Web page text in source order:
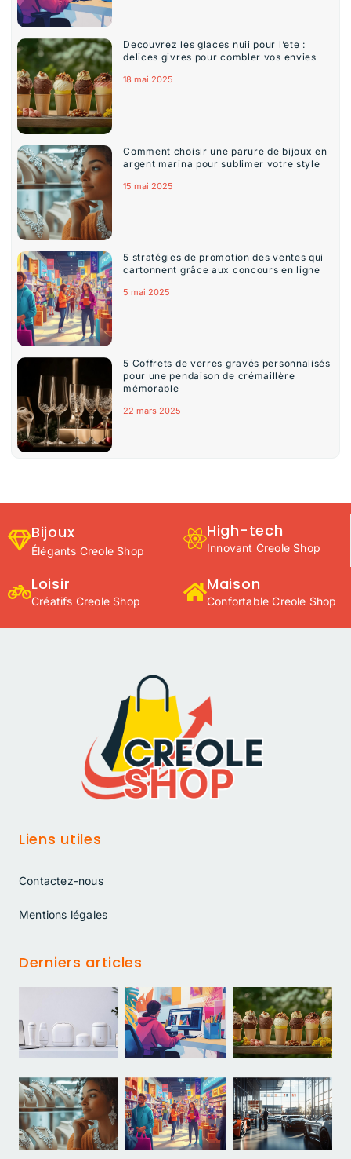
Decouvrez les glaces nuii pour l’ete :
delices givres pour combler vos envies
18 mai 2025
Comment choisir une parure de bijoux en
argent marina pour sublimer votre style
15 mai 2025
5 stratégies de promotion des ventes qui
cartonnent grâce aux concours en ligne
5 mai 2025
5 Coffrets de verres gravés personnalisés
pour une pendaison de crémaillère
mémorable
22 mars 2025
Bijoux
Élégants Creole Shop
High-tech
Innovant Creole Shop
Loisir
Créatifs Creole Shop
Maison
Confortable Creole Shop
Liens utiles
Contactez-nous
Mentions légales
Derniers articles